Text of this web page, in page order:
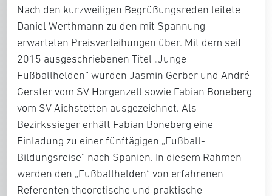
Nach den kurzweiligen Begrüßungsreden leitete
Daniel Werthmann zu den mit Spannung
erwarteten Preisverleihungen über. Mit dem seit
2015 ausgeschriebenen Titel „Junge
Fußballhelden“ wurden Jasmin Gerber und André
Gerster vom SV Horgenzell sowie Fabian Boneberg
vom SV Aichstetten ausgezeichnet. Als
Bezirkssieger erhält Fabian Boneberg eine
Einladung zu einer fünftägigen „Fußball-
Bildungsreise“ nach Spanien. In diesem Rahmen
werden den „Fußballhelden“ von erfahrenen
Referenten theoretische und praktische